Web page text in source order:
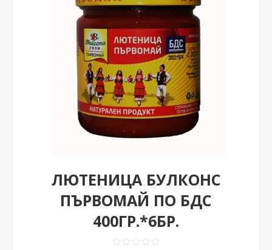
ЛЮТЕНИЦА БУЛКОНС
ПЪРВОМАЙ ПО БДС
400ГР.*6БР.